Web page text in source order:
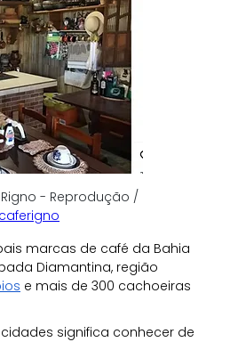
- Reprodução /
marcas de café da Bahia
Diamantina, região
e mais de 300 cachoeiras
significa conhecer de